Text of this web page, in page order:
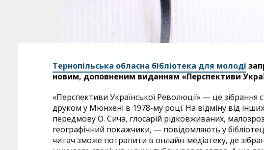
Тернопільська обласна бібліотека для молоді
новим, доповненим виданням «Перспективи
«Перспективи Української Революції» — це
друком у Мюнхені в 1978-му році. На відміну від
передмову О. Сича, глосарій рідковживаних,
географічний покажчики, — повідомляють у
читач зможе потрапити в онлайн-медіатеку, де